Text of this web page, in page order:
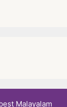
Malayalam